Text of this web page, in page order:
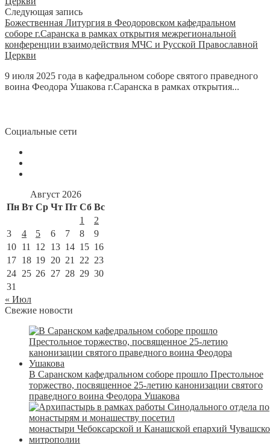
Следующая запись
Божественная Литургия в Феодоровском кафедральном
соборе г.Саранска в рамках открытия межрегиональной
конференции взаимодействия МЧС и Русской Православной
Церкви
9 июля 2025 года в кафедральном соборе святого праведного
воина Феодора Ушакова г.Саранска в рамках открытия...
Социальные сети
Август 2026
Пн Вт Ср Чт Пт Сб Вс
1
2
3
4 5 6 7 8
9
10 11 12 13 14 15 16
17 18 19 20 21 22 23
24 25 26 27 28 29 30
31
« Июл
Свежие новости
В Саранском кафедральном соборе прошло Престольное
торжество, посвященное 25-летию канонизации святого
праведного воина Феодора Ушакова